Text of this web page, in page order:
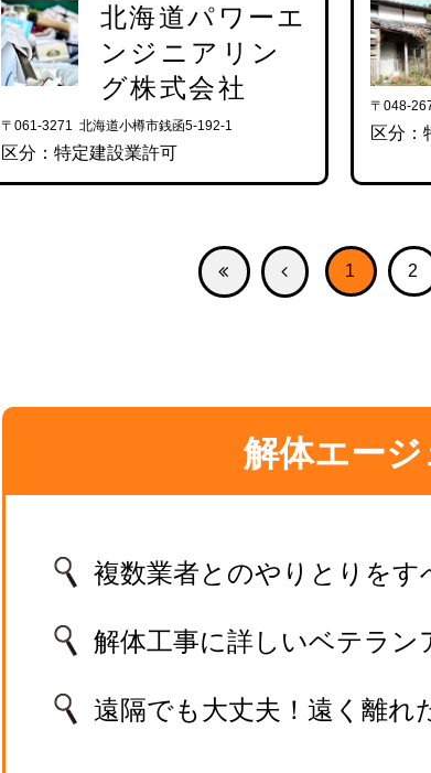
北海道パワーエ
ンジニアリン
グ株式会社
〒061-3271 北海道小樽市銭函5-192-1
区分：特定建設業許可
〒048-
区分：
1 2
解体エー
複数業者とのやりとりをす
解体工事に詳しいベテラン
遠隔でも大丈夫！遠く離れ